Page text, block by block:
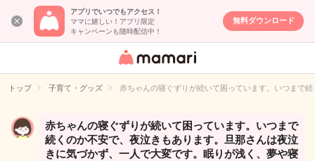
アプリでいつでもアクセス！
ママに嬉しい！アプリ限定
キャンペーンも随時配信中！
無料ダウンロード
女性専用匿名QA
イト
トップ 子育て・グッズ 赤ちゃんの寝ぐずりが続いて困っています。いつまで
赤ちゃんの寝ぐずりが続いて困っています。いつまで
続くのか不安で、夜泣きもあります。旦那さんは夜泣
きに気づかず、一人で大変です。眠りが浅く、夢や寝